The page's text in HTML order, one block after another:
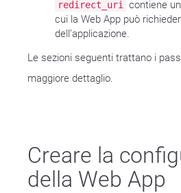
redirect_uri contiene
cui la Web App può
dell’applicazione.
Le sezioni seguenti trattano i
maggiore dettaglio.
Creare la
della Web App